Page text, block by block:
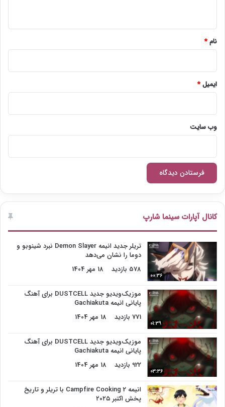
نام*
ایمیل*
وب‌ سایت
کانال آپارات سینما شارپ
00:36
تریلر جدید انیمه Demon Slayer نبرد شینوبو و
دوما را نشان می‌دهد
578 بازدید
18 مهر 1404
01:39
موزیک‌ویدیو جدید DUSTCELL برای آهنگ
پایانی انیمه Gachiakuta
771 بازدید
18 مهر 1404
03:36
موزیک‌ویدیو جدید DUSTCELL برای آهنگ
پایانی انیمه Gachiakuta
922 بازدید
18 مهر 1404
انیمه Campfire Cooking 2 با تریلر و تاریخ
پخش اکتبر ۲۰۲۵